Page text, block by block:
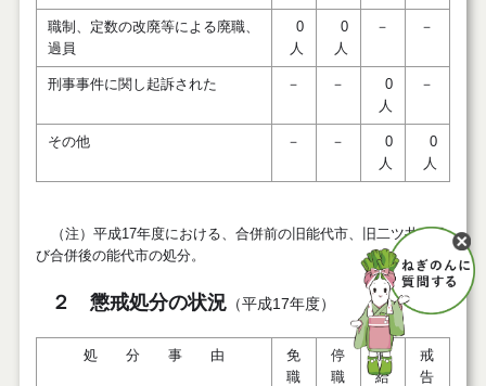
職制、定数の改廃等による廃職、
過員
0
人
0
人
－ －
刑事事件に関し起訴された － －
0
人
－
その他 － －
0
人
0
人
（注）平成17年度における、合併前の旧能代市、旧二ツ井町及
び合併後の能代市の処分。
２ 懲戒処分の状況（平成17年度）
処 分 事 由
免
職
停
職
減
給
戒
告